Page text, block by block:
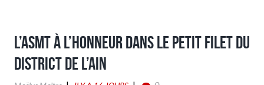
L’ASMT à l’honneur dans le Petit Filet du
District de l’Ain